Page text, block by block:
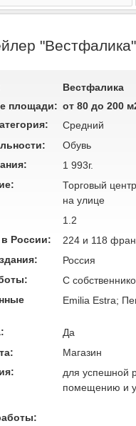
Вестфалика
площади: от 80 до 200
Средний
Обувь
1 993г.
Торговый центр
на улице
1.2
России:
224 и 118
Россия
C
Emilia Estra;
Да
Магазин
для успешной
помещению и